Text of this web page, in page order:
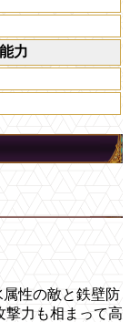
力
性の敵と鉄壁防
撃力も相まって高